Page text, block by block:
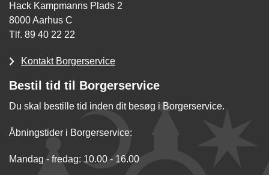
Hack Kampmanns Plads 2
8000 Aarhus C
Tlf. 89 40 22 22
Kontakt Borgerservice
Bestil tid til Borgerservice
Du skal bestille tid inden dit besøg i Borgerservice.
Åbningstider i Borgerservice:
Mandag - fredag: 10.00 - 16.00